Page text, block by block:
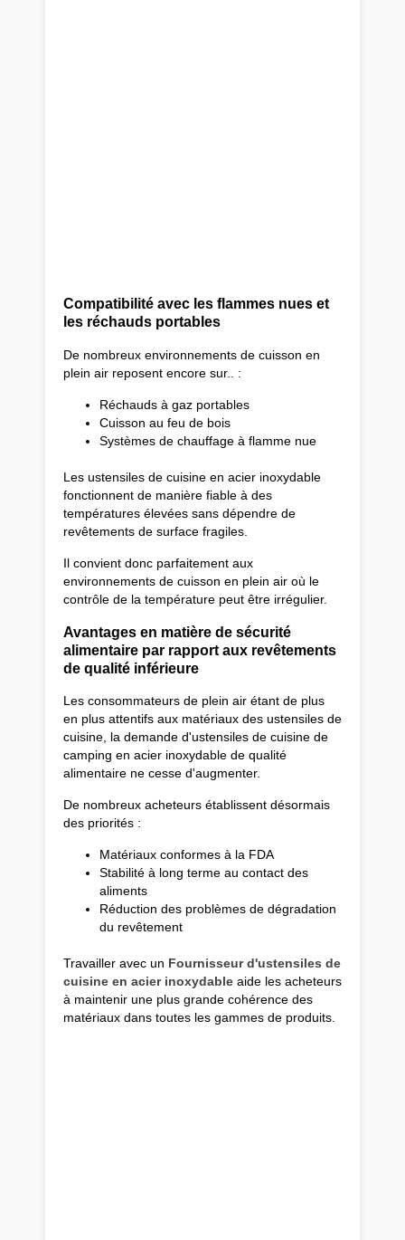
Compatibilité avec les flammes nues et
les réchauds portables
De nombreux environnements de cuisson en
plein air reposent encore sur.. :
Réchauds à gaz portables
Cuisson au feu de bois
Systèmes de chauffage à flamme nue
Les ustensiles de cuisine en acier inoxydable
fonctionnent de manière fiable à des
températures élevées sans dépendre de
revêtements de surface fragiles.
Il convient donc parfaitement aux
environnements de cuisson en plein air où le
contrôle de la température peut être irrégulier.
Avantages en matière de sécurité
alimentaire par rapport aux revêtements
de qualité inférieure
Les consommateurs de plein air étant de plus
en plus attentifs aux matériaux des ustensiles de
cuisine, la demande d'ustensiles de cuisine de
camping en acier inoxydable de qualité
alimentaire ne cesse d'augmenter.
De nombreux acheteurs établissent désormais
des priorités :
Matériaux conformes à la FDA
Stabilité à long terme au contact des
aliments
Réduction des problèmes de dégradation
du revêtement
Travailler avec un Fournisseur d'ustensiles de
cuisine en acier inoxydable aide les acheteurs
à maintenir une plus grande cohérence des
matériaux dans toutes les gammes de produits.